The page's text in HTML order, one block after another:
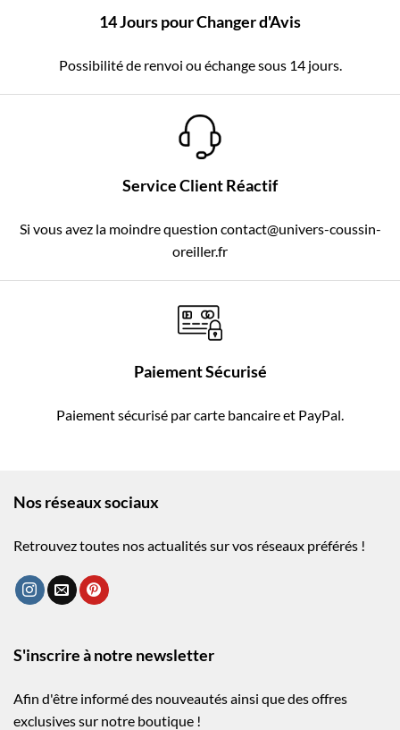
14 Jours pour Changer d'Avis
Possibilité de renvoi ou échange sous 14 jours.
Service Client Réactif
Si vous avez la moindre question contact@univers-coussin-
oreiller.fr
Paiement Sécurisé
Paiement sécurisé par carte bancaire et PayPal.
Nos réseaux sociaux
Retrouvez toutes nos actualités sur vos réseaux préférés !
S'inscrire à notre newsletter
Afin d'être informé des nouveautés ainsi que des offres
exclusives sur notre boutique !